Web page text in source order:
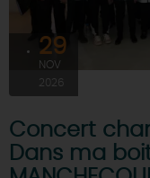
29
NOV
2026
Concert
Dans ma